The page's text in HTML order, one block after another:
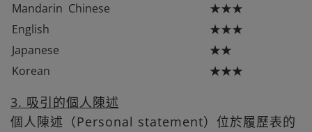
Mandarin Chinese
★★★
English
★★★
Japanese
★★
Korean
★★★
3. 吸引的個人陳述
個人陳述（Personal statement）位於履歷表的